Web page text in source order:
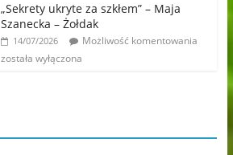
„Sekrety ukryte za szkłem” – Maja
Szanecka – Żołdak
14/07/2026
Możliwość komentowania
została wyłączona